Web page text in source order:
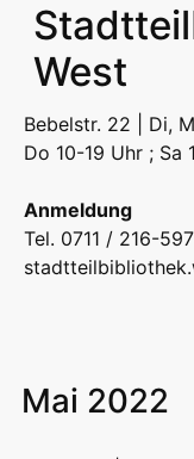
West
Bebelstr. 22 | Di,
Do 10-19 Uhr ; Sa
Anmeldung
Tel. 0711 / 216-
Mai 2022